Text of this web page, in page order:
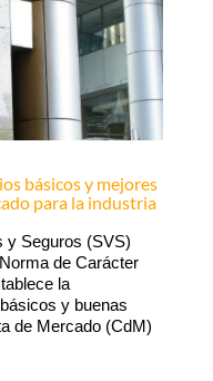
básicos y mejores
para la industria
y Seguros (SVS)
de Carácter
la
y buenas
de Mercado (CdM)